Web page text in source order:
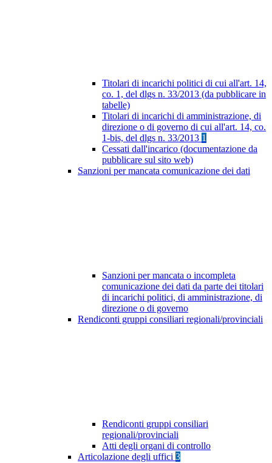
Titolari di incarichi politici di cui all'art. 14,
co. 1, del dlgs n. 33/2013 (da pubblicare in
tabelle)
Titolari di incarichi di amministrazione, di
direzione o di governo di cui all'art. 14, co.
1-bis, del dlgs n. 33/2013 1
Cessati dall'incarico (documentazione da
pubblicare sul sito web)
Sanzioni per mancata comunicazione dei dati
Sanzioni per mancata o incompleta
comunicazione dei dati da parte dei titolari
di incarichi politici, di amministrazione, di
direzione o di governo
Rendiconti gruppi consiliari regionali/provinciali
Rendiconti gruppi consiliari
regionali/provinciali
Atti degli organi di controllo
Articolazione degli uffici 3